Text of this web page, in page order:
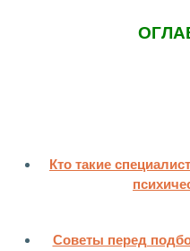
Кто такие
Советы перед